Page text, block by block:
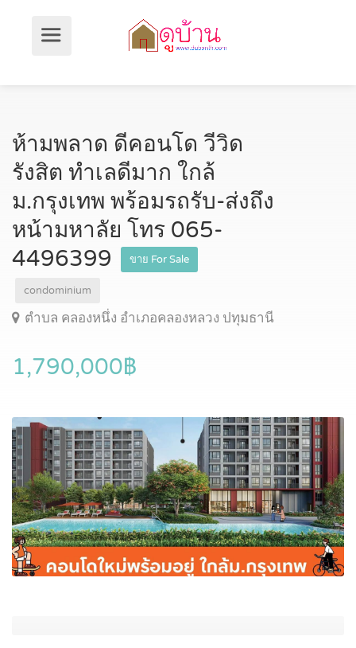
ห้ามพลาด ดีคอนโด วีวิด
รังสิต ทำเลดีมาก ใกล้
ม.กรุงเทพ พร้อมรถรับ-ส่งถึง
หน้ามหาลัย โทร 065-
4496399
ขาย For Sale
condominium
ตำบล คลองหนึ่ง อำเภอคลองหลวง ปทุมธานี
1,790,000฿